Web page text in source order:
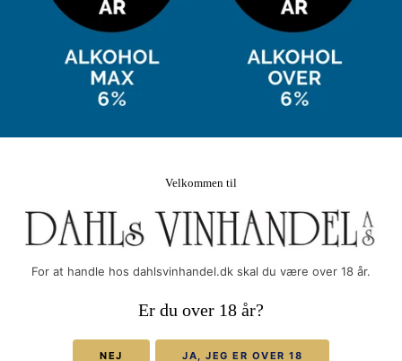
Velkommen til
For at handle hos dahlsvinhandel.dk skal du være over 18 år.
Er du over 18 år?
NEJ JA, JEG ER OVER 18
FØLG OS PÅ DE SOCIALE
MEDIER